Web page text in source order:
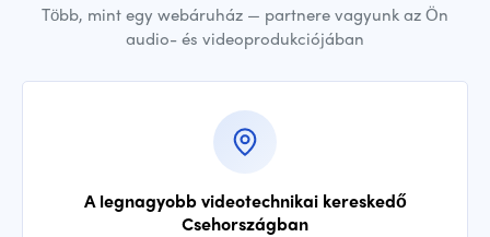
Több, mint egy webáruház — partnere vagyunk az Ön
audio- és videoprodukciójában
A legnagyobb videotechnikai kereskedő
Csehországban